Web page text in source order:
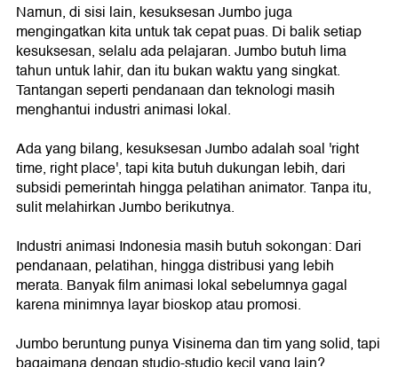
Namun, di sisi lain, kesuksesan Jumbo juga
mengingatkan kita untuk tak cepat puas. Di balik setiap
kesuksesan, selalu ada pelajaran. Jumbo butuh lima
tahun untuk lahir, dan itu bukan waktu yang singkat.
Tantangan seperti pendanaan dan teknologi masih
menghantui industri animasi lokal.
Ada yang bilang, kesuksesan Jumbo adalah soal 'right
time, right place', tapi kita butuh dukungan lebih, dari
subsidi pemerintah hingga pelatihan animator. Tanpa itu,
sulit melahirkan Jumbo berikutnya.
Industri animasi Indonesia masih butuh sokongan: Dari
pendanaan, pelatihan, hingga distribusi yang lebih
merata. Banyak film animasi lokal sebelumnya gagal
karena minimnya layar bioskop atau promosi.
Jumbo beruntung punya Visinema dan tim yang solid, tapi